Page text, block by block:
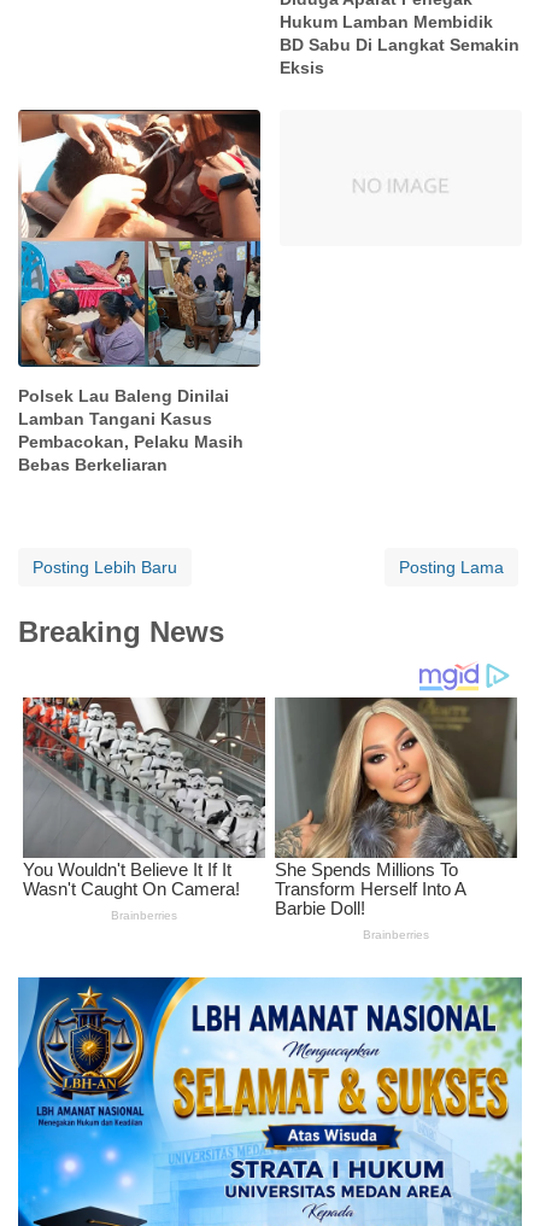
Hukum Lamban Membidik
BD Sabu Di Langkat Semakin
Eksis
Polsek Lau Baleng Dinilai
Lamban Tangani Kasus
Pembacokan, Pelaku Masih
Bebas Berkeliaran
Posting Lebih Baru Posting Lama
Breaking News